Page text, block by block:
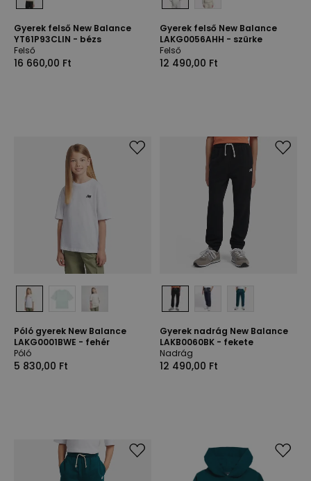
Gyerek felső New Balance
YT61P93CLIN - bézs
Felső
16 660,00 Ft
Gyerek felső New Balance
LAKG0056AHH - szürke
Felső
12 490,00 Ft
Póló gyerek New Balance
LAKG0001BWE - fehér
Póló
5 830,00 Ft
Gyerek nadrág New Balance
LAKB0060BK - fekete
Nadrág
12 490,00 Ft